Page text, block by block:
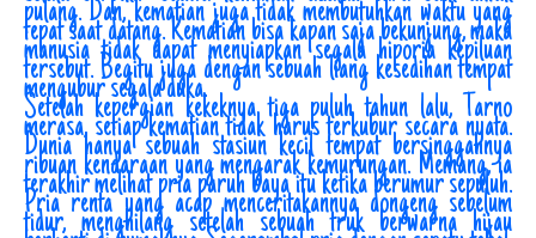
pulang. Dan, kematian juga tidak membutuhkan waktu yang
tepat saat datang. Kematian bisa kapan saja bekunjung, maka
manusia tidak dapat menyiapkan segala hiporia kepiluan
tersebut. Begitu juga dengan sebuah liang kesedihan tempat
mengubur segala duka.
Setelah kepergian kekeknya tiga puluh tahun lalu, Tarno
merasa, setiap kematian tidak harus terkubur secara nyata.
Dunia hanya sebuah stasiun kecil tempat bersinggahnya
ribuan kendaraan yang mengarak kemurungan. Memang, ia
terakhir melihat pria paruh baya itu ketika berumur sepuluh.
Pria renta yang acap menceritakannya dongeng sebelum
tidur, menghilang setelah sebuah truk berwarna hijau